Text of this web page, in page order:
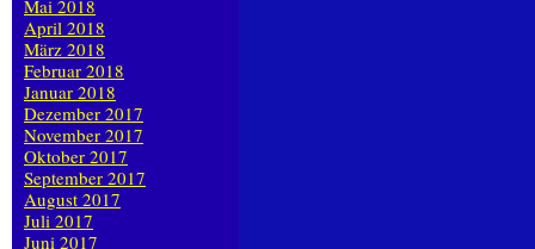
Mai 2018
April 2018
März 2018
Februar 2018
Januar 2018
Dezember 2017
November 2017
Oktober 2017
September 2017
August 2017
Juli 2017
Juni 2017